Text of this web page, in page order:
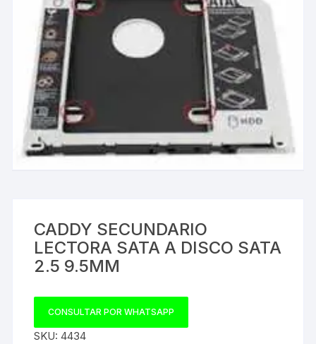
CADDY SECUNDARIO
LECTORA SATA A DISCO SATA
2.5 9.5MM
CONSULTAR POR WHATSAPP
SKU:4434